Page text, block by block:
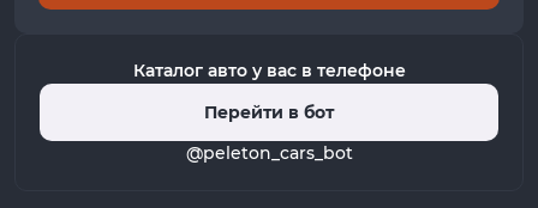
Каталог авто у вас в телефоне
Перейти в бот
@peleton_cars_bot